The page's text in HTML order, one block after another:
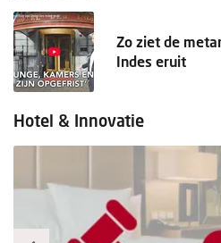
Zo ziet de
Indes eruit
Hotel & Innovatie